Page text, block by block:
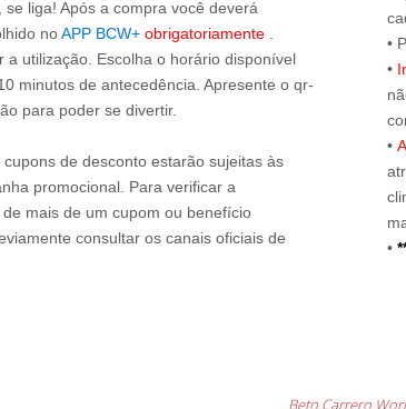
liga! Após a compra você deverá
noAPP BCW+ obrigatoriamente
a utilização. Escolha o horário disponível
minutos de antecedência. Apresente o qr-
para poder se divertir.
de desconto estarão sujeitas às
promocional. Para verificar a
mais de um cupom ou benefício
consultar os canais oficiais de
•
•
•
•
Beto Carrero